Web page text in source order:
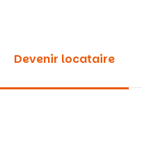
Devenir locataire